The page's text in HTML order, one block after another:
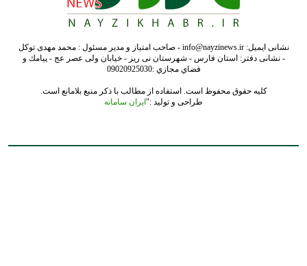
نشانی ایمیل: info@nayzinews.ir - صاحب امتیاز و مدیر مسئول : محمد مهدی توکل
- نشانی دفتر: استان فارس - شهرستان نی ریز - خیابان ولی عصر عج - پيامك و
فضاي مجازي :09020925030
کلیه حقوق محفوظ است. استفاده از مطالب با ذکر منبع بلامانع است.
طراحی و تولید :"ایران سامانه